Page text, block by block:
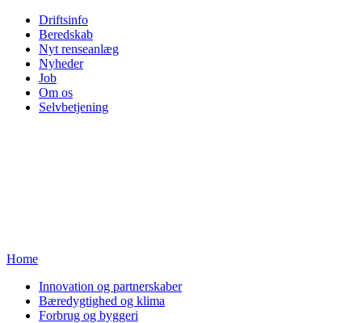
Driftsinfo
Beredskab
Nyt renseanlæg
Nyheder
Job
Om os
Selvbetjening
Home
Innovation og partnerskaber
Bæredygtighed og klima
Forbrug og byggeri